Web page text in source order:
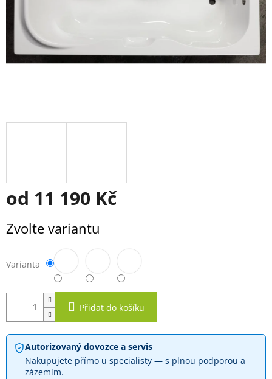
od 11 190 Kč
cena:
Zvolte variantu
Varianta
Přidat do košíku
Autorizovaný dovozce a servis
Nakupujete přímo u specialisty — s plnou podporou a
zázemím.